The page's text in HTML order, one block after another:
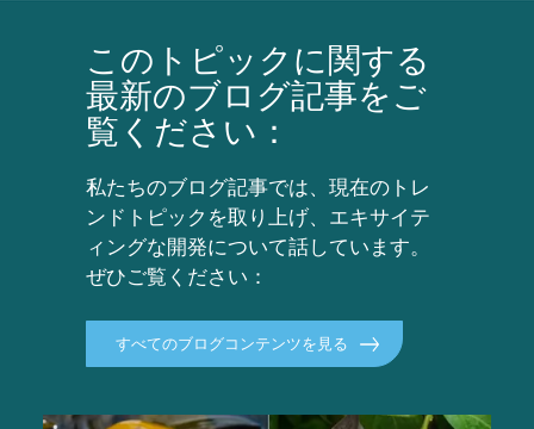
このトピックに関する
最新のブログ記事をご
覧ください：
私たちのブログ記事では、現在のトレ
ンドトピックを取り上げ、エキサイテ
ィングな開発について話しています。
ぜひご覧ください：
すべてのブログコンテンツを見る